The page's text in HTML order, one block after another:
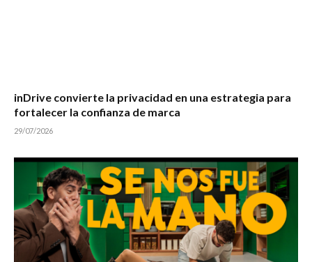
inDrive convierte la privacidad en una estrategia para
fortalecer la confianza de marca
29/07/2026